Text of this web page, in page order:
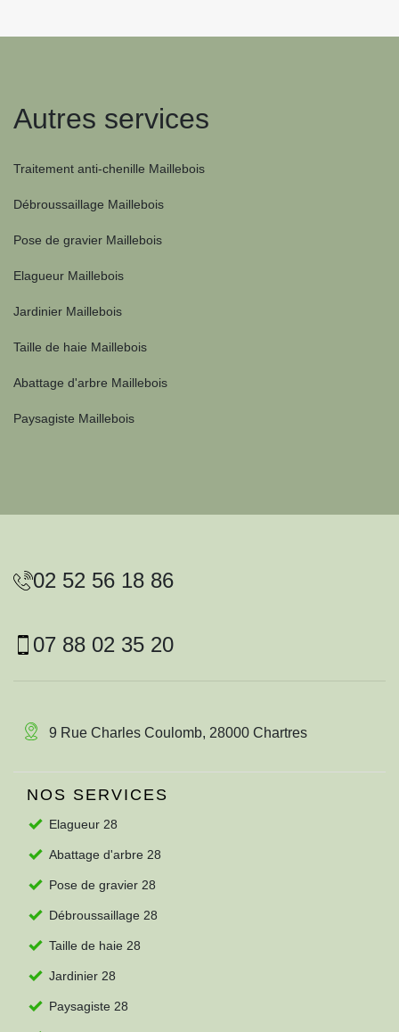
Autres services
Traitement anti-chenille Maillebois
Débroussaillage Maillebois
Pose de gravier Maillebois
Elagueur Maillebois
Jardinier Maillebois
Taille de haie Maillebois
Abattage d'arbre Maillebois
Paysagiste Maillebois
02 52 56 18 86
07 88 02 35 20
9 Rue Charles Coulomb, 28000 Chartres
NOS SERVICES
Elagueur 28
Abattage d'arbre 28
Pose de gravier 28
Débroussaillage 28
Taille de haie 28
Jardinier 28
Paysagiste 28